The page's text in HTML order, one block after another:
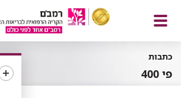
פתח
כתבות
פי 400